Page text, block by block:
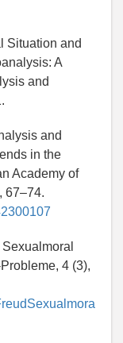
Situation and
A
and
and
in the
Academy of
67–74.
4 (3),